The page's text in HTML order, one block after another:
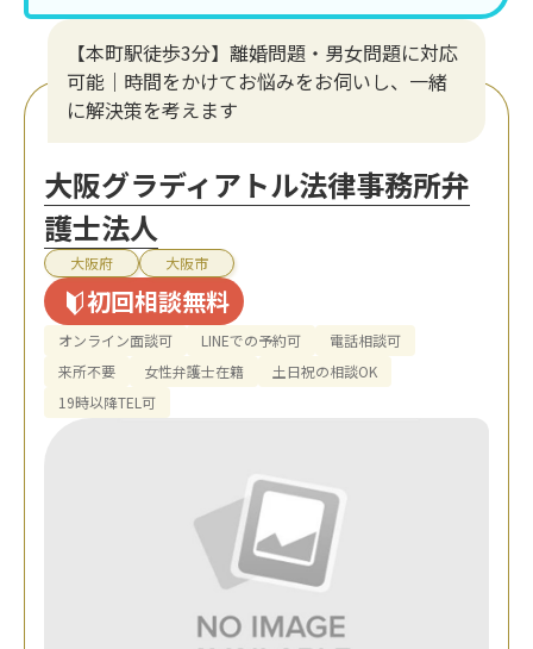
【本町駅徒歩3分】離婚問題・男女問題に対応
可能｜時間をかけてお悩みをお伺いし、一緒
に解決策を考えます
大阪グラディアトル法律事務所弁
護士法人
大阪府 大阪市
初回相談無料
オンライン面談可 LINEでの予約可
電話相談可
来所不要
女性弁護士在籍
土日祝の相談OK
19時以降TEL可